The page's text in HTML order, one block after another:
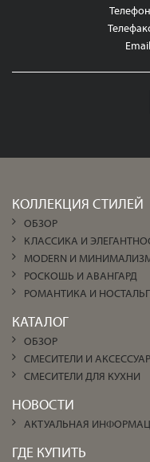
КОЛЛЕКЦИЯ СТИЛЕЙ
ОБЗОР
КЛАССИКА И
MODERN И
РОСКОШЬ И АВАНГАРД
РОМАНТИКА И
КАТАЛОГ
ОБЗОР
СМЕСИТЕЛИ И
СМЕСИТЕЛИ ДЛЯ КУХНИ
НОВОСТИ
АКТУАЛЬНАЯ
ГДЕ КУПИТЬ